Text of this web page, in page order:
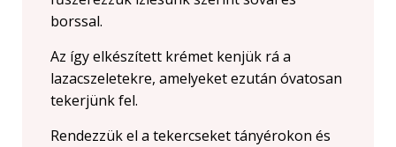
borssal.
Az így elkészített krémet kenjük rá a
lazacszeletekre, amelyeket ezután óvatosan
tekerjünk fel.
Rendezzük el a tekercseket tányérokon és